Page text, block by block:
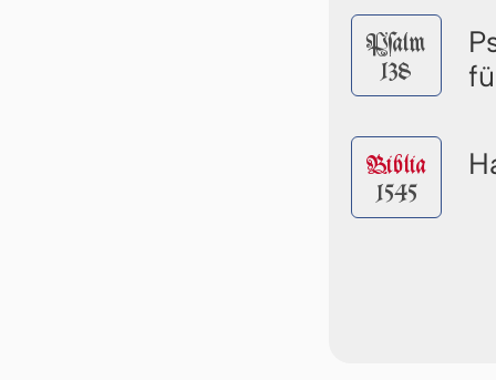
Pſalm
138
Biblia
1545